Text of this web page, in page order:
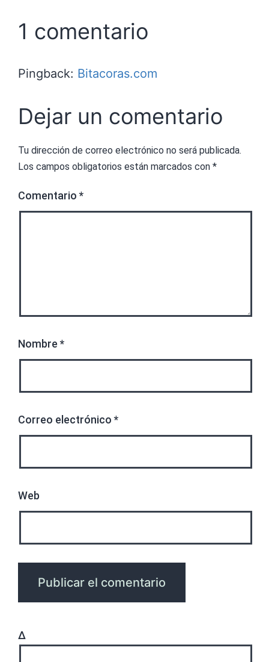
1 comentario
Pingback: Bitacoras.com
Dejar un comentario
Tu dirección de correo electrónico no será publicada.
Los campos obligatorios están marcados con *
Comentario *
Nombre *
Correo electrónico *
Web
Δ